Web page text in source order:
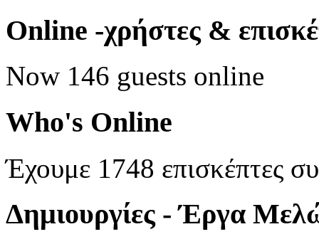
Online -χρήστες &
Now 146 guests online
Who's Online
Έχουμε 1748 επισκέπτες
Δημιουργίες - Έργα